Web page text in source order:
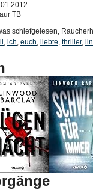
TB
schiefgelesen,
, ich, euch, liebte, thriller,